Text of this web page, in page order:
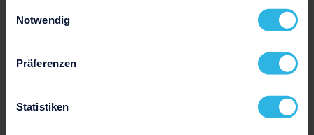
Notwendig
Präferenzen
Statistiken